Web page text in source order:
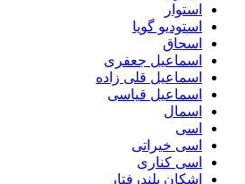
استوار
استودیو گویا
اسحاق
اسماعیل جعفری
اسماعیل قلی زاده
اسماعیل قیاسی
اسمال
اسی
اسی خیراتی
اسی کناری
اشکان بلندرفتار